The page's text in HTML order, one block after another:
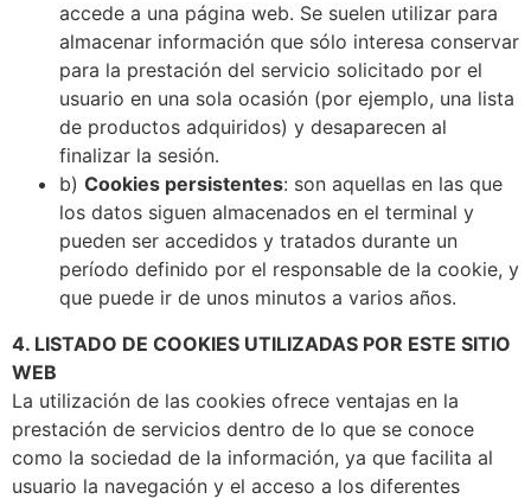
accede a una página web. Se suelen utilizar para
almacenar información que sólo interesa conservar
para la prestación del servicio solicitado por el
usuario en una sola ocasión (por ejemplo, una lista
de productos adquiridos) y desaparecen al
finalizar la sesión.
b) Cookies persistentes: son aquellas en las que
los datos siguen almacenados en el terminal y
pueden ser accedidos y tratados durante un
período definido por el responsable de la cookie, y
que puede ir de unos minutos a varios años.
4. LISTADO DE COOKIES UTILIZADAS POR ESTE SITIO
WEB
La utilización de las cookies ofrece ventajas en la
prestación de servicios dentro de lo que se conoce
como la sociedad de la información, ya que facilita al
usuario la navegación y el acceso a los diferentes